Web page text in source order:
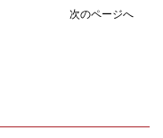
次のページへ